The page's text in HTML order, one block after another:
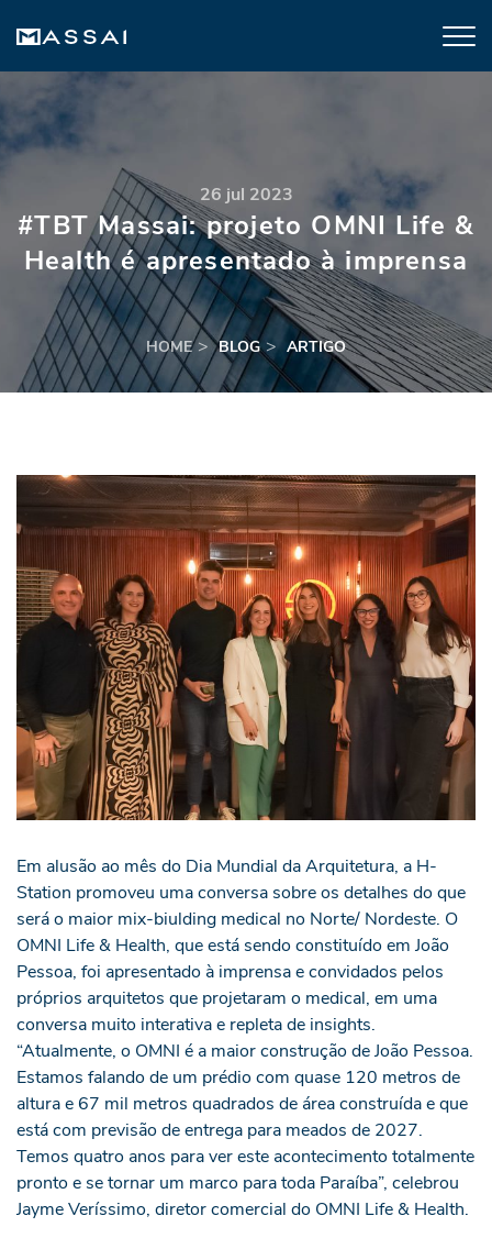
26 jul 2023
#TBT Massai: projeto OMNI Life &
Health é apresentado à imprensa
HOME BLOG ARTIGO
Em alusão ao mês do Dia Mundial da Arquitetura, a H-
Station promoveu uma conversa sobre os detalhes do que
será o maior mix-biulding medical no Norte/ Nordeste. O
OMNI Life & Health, que está sendo constituído em João
Pessoa, foi apresentado à imprensa e convidados pelos
próprios arquitetos que projetaram o medical, em uma
conversa muito interativa e repleta de insights.
“Atualmente, o OMNI é a maior construção de João Pessoa.
Estamos falando de um prédio com quase 120 metros de
altura e 67 mil metros quadrados de área construída e que
está com previsão de entrega para meados de 2027.
Temos quatro anos para ver este acontecimento totalmente
pronto e se tornar um marco para toda Paraíba”, celebrou
Jayme Veríssimo, diretor comercial do OMNI Life & Health.